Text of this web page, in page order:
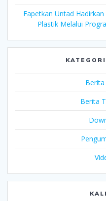
Fapetkan Untad
Plastik Melalui
Berita